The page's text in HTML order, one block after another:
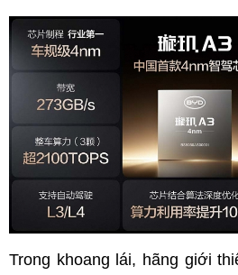
Trong khoang lái, hãng giới